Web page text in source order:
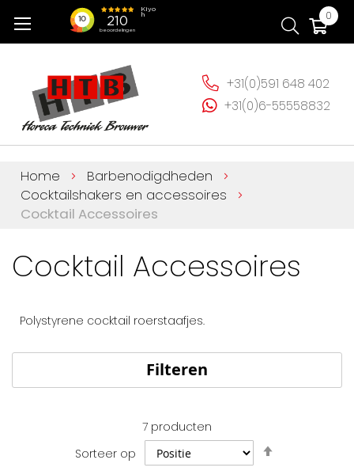
naar
0
+31(0)591 648 402
+31(0)6-55558832
Home
Barbenodigdheden
Cocktailshakers en accessoires
Cocktail Accessoires
Cocktail Accessoires
Polystyrene cocktail roerstaafjes.
Filteren
7 producten
Sorteer op